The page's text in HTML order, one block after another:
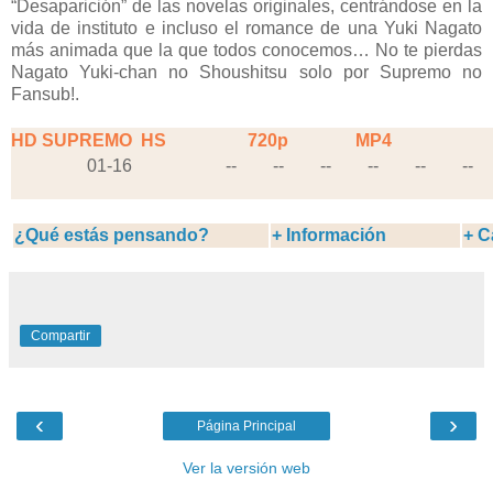
“Desaparición” de las novelas originales, centrándose en la
vida de instituto e incluso el romance de una Yuki Nagato
más animada que la que todos conocemos… No te pierdas
Nagato Yuki-chan no Shoushitsu solo por Supremo no
Fansub!.
HD SUPREMO HS 720p
MP4
01-16
-- -- -- -- -- --
¿Qué estás pensando? + Información +
Compartir
‹ ›
Página Principal
Ver la versión web